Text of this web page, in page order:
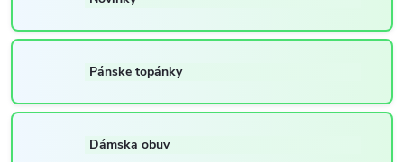
Pánske topánky
Dámska obuv